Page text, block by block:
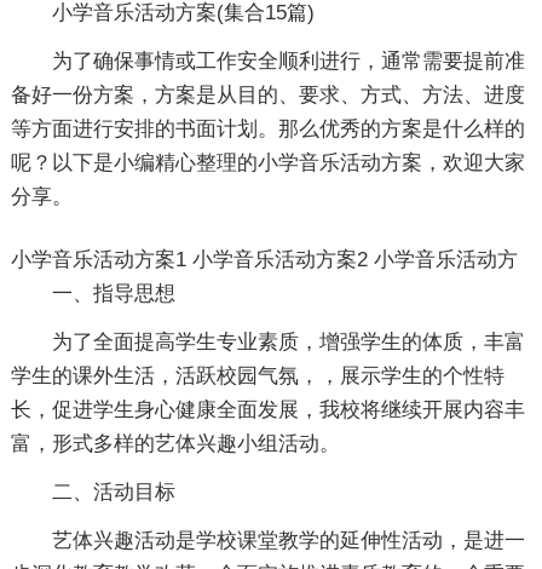
小学音乐活动方案(集合15篇)
为了确保事情或工作安全顺利进行，通常需要提前准
备好一份方案，方案是从目的、要求、方式、方法、进度
等方面进行安排的书面计划。那么优秀的方案是什么样的
呢？以下是小编精心整理的小学音乐活动方案，欢迎大家
分享。
小学音乐活动方案1
一、指导思想
为了全面提高学生专业素质，增强学生的体质，丰富
学生的课外生活，活跃校园气氛，，展示学生的个性特
长，促进学生身心健康全面发展，我校将继续开展内容丰
富，形式多样的艺体兴趣小组活动。
二、活动目标
艺体兴趣活动是学校课堂教学的延伸性活动，是进一
小学音乐活动方案2 小学音乐活动方